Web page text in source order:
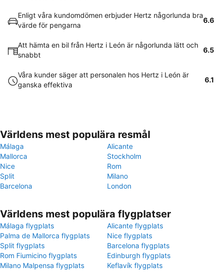
Enligt våra kundomdömen erbjuder Hertz någorlunda bra
värde för pengarna
6.6
Att hämta en bil från Hertz i León är någorlunda lätt och
snabbt
6.5
Våra kunder säger att personalen hos Hertz i León är
ganska effektiva
6.1
Världens mest populära resmål
Málaga
Alicante
Mallorca
Stockholm
Nice
Rom
Split
Milano
Barcelona
London
Världens mest populära flygplatser
Málaga flygplats
Alicante flygplats
Palma de Mallorca flygplats
Nice flygplats
Split flygplats
Barcelona flygplats
Rom Fiumicino flygplats
Edinburgh flygplats
Milano Malpensa flygplats
Keflavík flygplats